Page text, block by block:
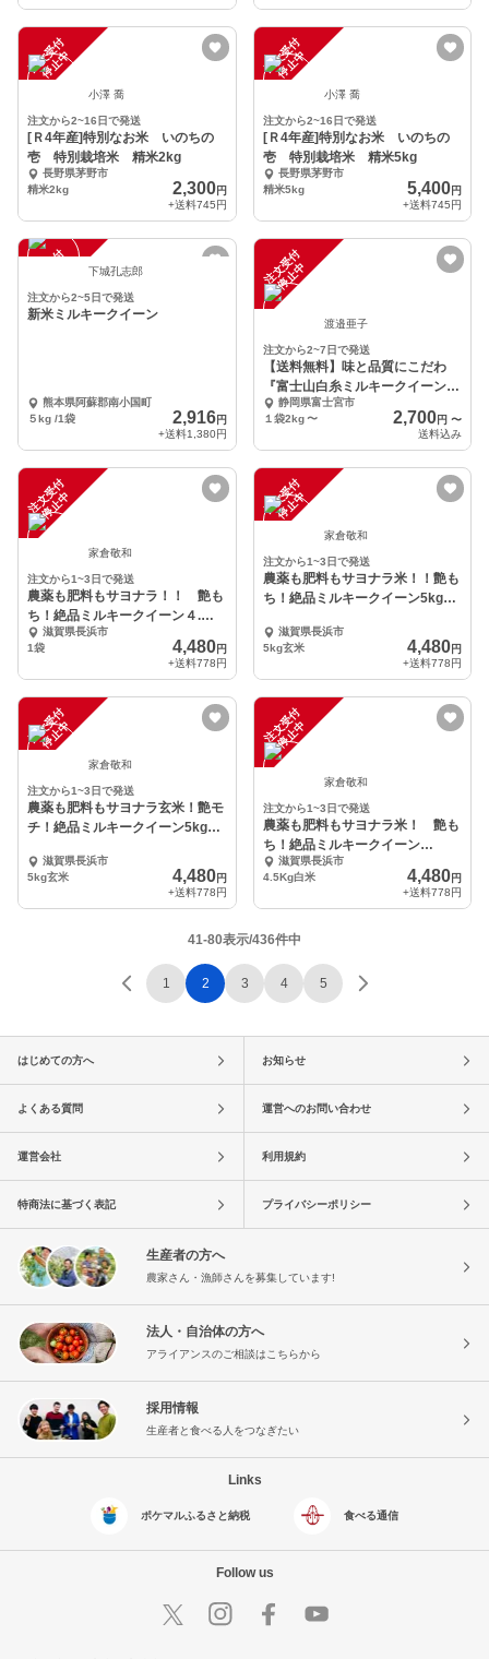
注
文
受
付
停
止
中
小澤 喬
注文から2~16日で発送
[Ｒ4年産]特別なお米 いのちの
壱 特別栽培米 精米2kg
長野県茅野市
精米2kg
2,300円
+送料745円
注
文
受
付
停
止
中
小澤 喬
注文から2~16日で発送
[Ｒ4年産]特別なお米 いのちの
壱 特別栽培米 精米5kg
長野県茅野市
精米5kg
5,400円
+送料745円
注
文
受
付
停
止 下城孔志郎
注文から2~5日で発送
新米ミルキークイーン
熊本県阿蘇郡南小国町
５kg /1袋
2,916円
+送料1,380円
注
文
受
付
停
止
中
渡邉亜子
注文から2~7日で発送
【送料無料】味と品質にこだわ
『富士山白糸ミルキークイーン
2kg〜』化学肥料不使用
静岡県富士宮市
１袋2kg 〜 2,700円 〜
送料込み
注
文
受
付
停
止
中
家倉敬和
注文から1~3日で発送
農薬も肥料もサヨナラ！！ 艶も
ち！絶品ミルキークイーン４.５
kg（３０合入）白米
滋賀県長浜市
1袋
4,480円
+送料778円
注
文
受
付
停
止
中
家倉敬和
注文から1~3日で発送
農薬も肥料もサヨナラ米！！艶も
ち！絶品ミルキークイーン5kg玄
滋賀県長浜市
5kg玄米
4,480円
+送料778円
注
文
受
付
停
止
中
家倉敬和
注文から1~3日で発送
農薬も肥料もサヨナラ玄米！艶モ
チ！絶品ミルキークイーン5kg玄
滋賀県長浜市
5kg玄米
4,480円
+送料778円
注
文
受
付
停
止
中
家倉敬和
注文から1~3日で発送
農薬も肥料もサヨナラ米！ 艶も
ち！絶品ミルキークイーン
4.5kg（30合入）白米
滋賀県長浜市
4.5Kg白米
4,480円
+送料778円
41-80表示/436件中
1 2 3 4 5
はじめての方へ お知らせ
よくある質問 運営へのお問い合わせ
運営会社 利用規約
特商法に基づく表記 プライバシーポリシー
生産者の方へ
農家さん・漁師さんを募集しています!
法人・自治体の方へ
アライアンスのご相談はこちらから
採用情報
生産者と食べる人をつなぎたい
Links
ポケマルふるさと納税 食べる通信
Follow us